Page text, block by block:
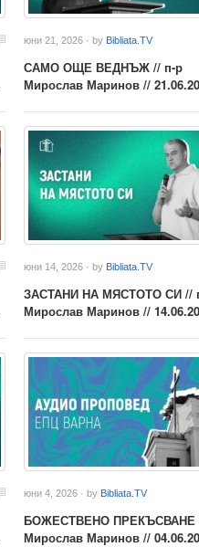
юни 21, 2026 · by Bibliata.TV
САМО ОЩЕ ВЕДНЪЖ // п-р
Мирослав Маринов //
юни 14, 2026 · by Bibliata.TV
ЗАСТАНИ НА МЯСТОТО СИ //
Мирослав Маринов //
юни 4, 2026 · by Bibliata.TV
БОЖЕСТВЕНО ПРЕКЪСВАНЕ
Мирослав Маринов //